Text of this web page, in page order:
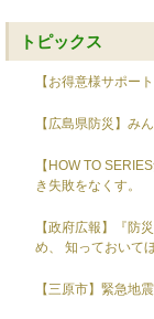
トピックス
【お得意様サポー
【広島県防災】み
【HOW TO
き失敗をなくす。
【政府広報】『防
め、 知っておいて
【三原市】緊急地